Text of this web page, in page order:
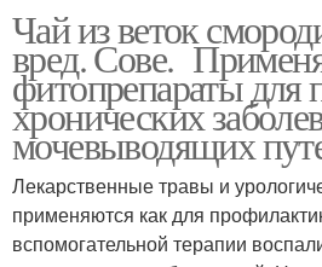
Чай из веток
вред. Сове.
фитопрепараты для
хронических
мочевыводящих
Лекарственные травы и
применяются как для
вспомогательной терапии